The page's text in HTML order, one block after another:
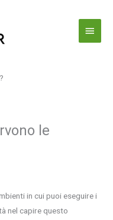
Menu
le
in cui puoi eseguire i
nel capire questo